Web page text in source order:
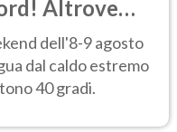
Altrove
dell'8-9 agosto
dal caldo estremo
40 gradi.